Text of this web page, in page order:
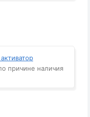
причине наличия